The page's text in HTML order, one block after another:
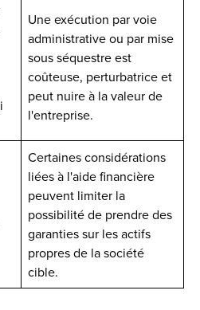
Une exécution par voie
administrative ou par mise
sous séquestre est
coûteuse, perturbatrice et
peut nuire à la valeur de
l'entreprise.
Certaines considérations
liées à l'aide financière
peuvent limiter la
possibilité de prendre des
garanties sur les actifs
propres de la société
cible.